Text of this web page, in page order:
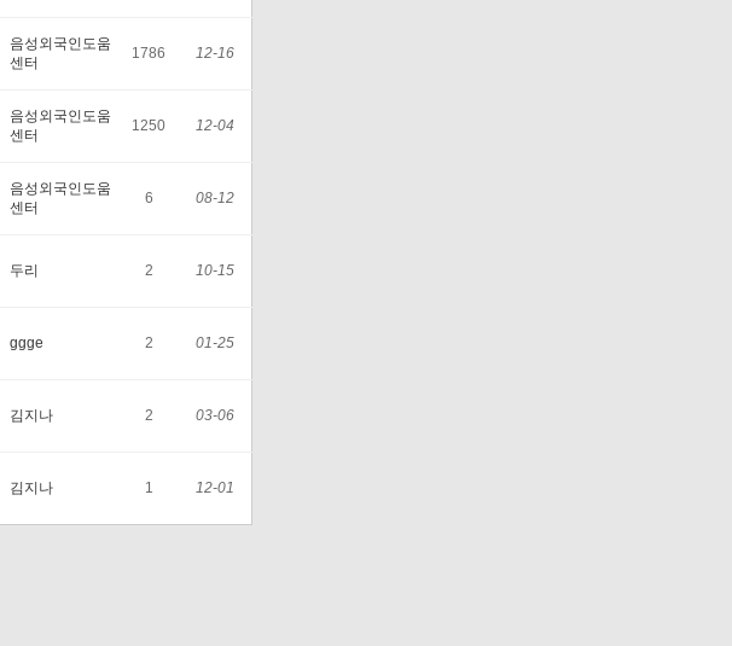
음성외국인도움
센터
1786 12-16
음성외국인도움
센터
1250 12-04
음성외국인도움
센터
6 08-12
두리 2 10-15
ggge 2 01-25
김지나 2 03-06
김지나 1 12-01